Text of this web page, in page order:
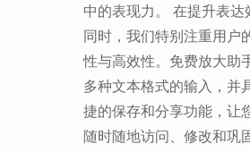
中的表现力。 在提升表达
同时，我们特别注重用户
性与高效性。免费放大助
多种文本格式的输入，并
捷的保存和分享功能，让
随时随地访问、修改和巩